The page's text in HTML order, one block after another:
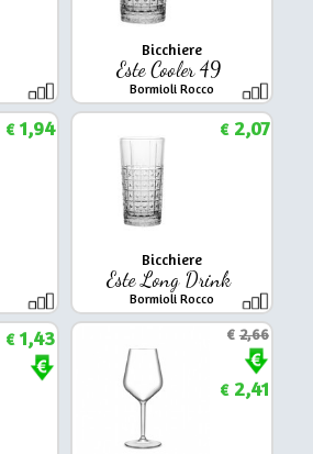
Bicchiere
Este Cooler 49
Bormioli Rocco
€1,94
Bicchiere
Este Long Drink
Bormioli Rocco
€2,07
€1,43 €2,66
€2,41